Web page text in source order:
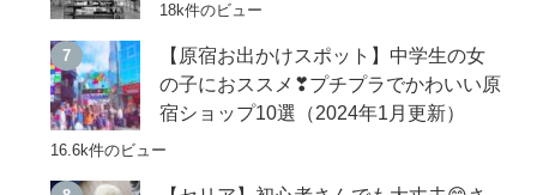
18k件のビュー
【原宿お出かけスポット】中学生の女
の子におススメ❣プチプラでかわいい原
宿ショップ10選（2024年1月更新）
16.6k件のビュー